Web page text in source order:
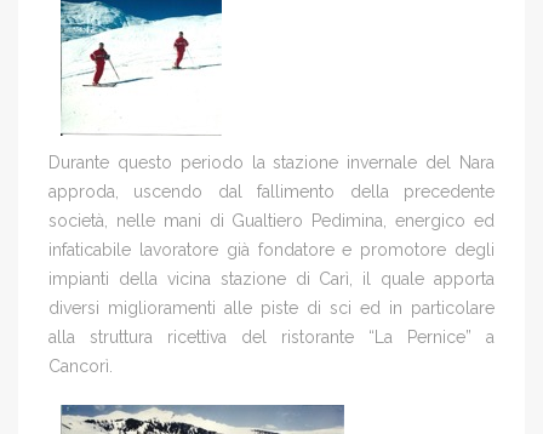
Durante questo periodo la stazione invernale del Nara
approda, uscendo dal fallimento della precedente
società, nelle mani di Gualtiero Pedimina, energico ed
infaticabile lavoratore già fondatore e promotore degli
impianti della vicina stazione di Carì, il quale apporta
diversi miglioramenti alle piste di sci ed in particolare
alla struttura ricettiva del ristorante “La Pernice” a
Cancorì.